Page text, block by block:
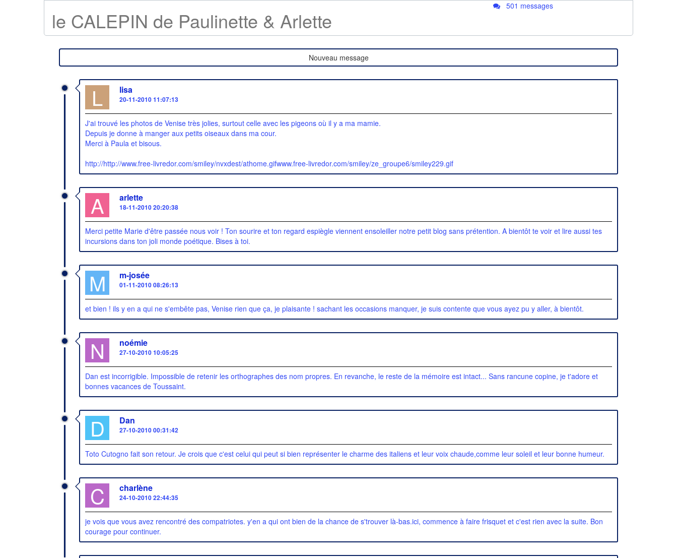
le CALEPIN de Paulinette & Arlette
501 messages
Nouveau message
L lisa
20-11-2010 11:07:13
J'ai trouvé les photos de Venise très jolies, surtout celle avec les pigeons où il y a ma mamie.
Depuis je donne à manger aux petits oiseaux dans ma cour.
Merci à Paula et bisous.
http://http://www.free-livredor.com/smiley/nvxdest/athome.gifwww.free-livredor.com/smiley/ze_groupe6/smiley229.gif
A arlette
18-11-2010 20:20:38
Merci petite Marie d'être passée nous voir ! Ton sourire et ton regard espiègle viennent ensoleiller notre petit blog sans prétention. A bientôt te voir et lire aussi tes
incursions dans ton joli monde poétique. Bises à toi.
M m-josée
01-11-2010 08:26:13
et bien ! ils y en a qui ne s'embête pas, Venise rien que ça, je plaisante ! sachant les occasions manquer, je suis contente que vous ayez pu y aller, à bientôt.
N noémie
27-10-2010 10:05:25
Dan est incorrigible. Impossible de retenir les orthographes des nom propres. En revanche, le reste de la mémoire est intact... Sans rancune copine, je t'adore et
bonnes vacances de Toussaint.
D Dan
27-10-2010 00:31:42
Toto Cutogno fait son retour. Je crois que c'est celui qui peut si bien représenter le charme des italiens et leur voix chaude,comme leur soleil et leur bonne humeur.
C charlène
24-10-2010 22:44:35
je vois que vous avez rencontré des compatriotes. y'en a qui ont bien de la chance de s'trouver là-bas.ici, commence à faire frisquet et c'est rien avec la suite. Bon
courage pour continuer.